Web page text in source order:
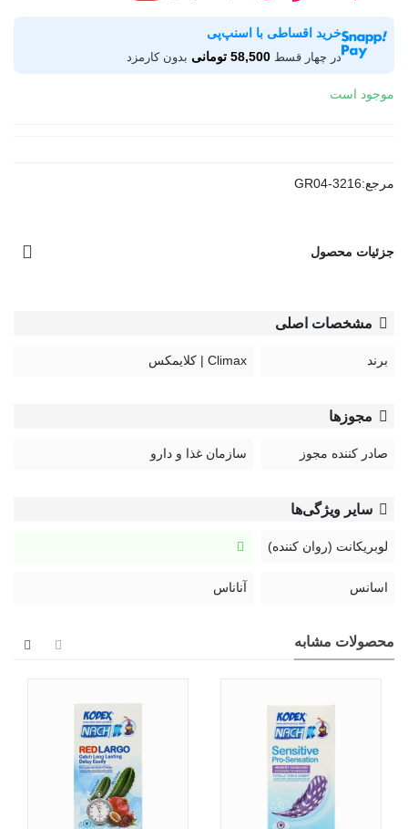
خرید اقساطی با اسنپ‌پی
در چهار قسط 58,500 تومانی بدون کارمزد
موجود است
مرجع:GR04-3216
جزئیات محصول
مشخصات اصلی
برند Climax | کلایمکس
مجوزها
صادر کننده مجوز سازمان غذا و دارو
سایر ویژگی‌ها
لوبریکانت (روان کننده)
اسانس آناناس
محصولات مشابه